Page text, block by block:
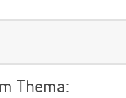
Thema: